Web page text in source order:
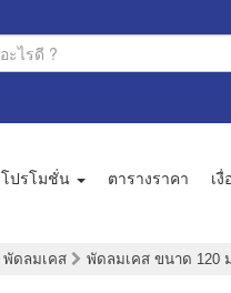
โปรโมชั่น ตารางราคา เ
พัดลมเคส พัดลมเคส ขนาด 120